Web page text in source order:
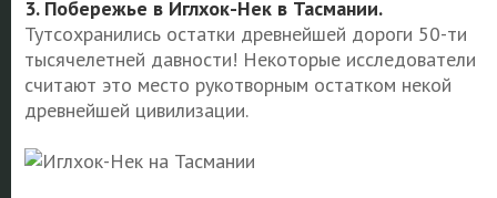
3. Побережье в Иглхок-Нек в Тасмании.
Тутсохранились остатки древнейшей дороги 50-ти
тысячелетней давности! Некоторые исследователи
считают это место рукотворным остатком некой
древнейшей цивилизации.